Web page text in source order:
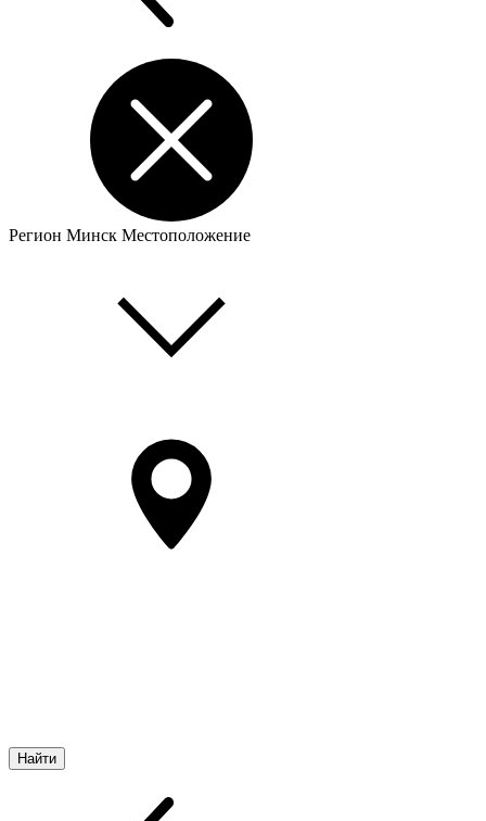
Регион Минск Местоположение